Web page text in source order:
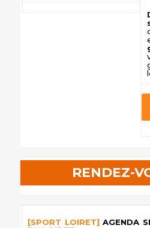
RENDEZ-
[SPORT LOIRET] AGENDA